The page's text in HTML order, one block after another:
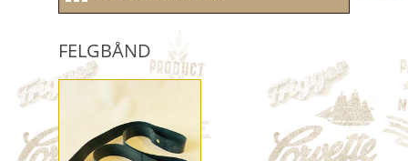
NOS (new old stock)
KONTROLLKORT
HJUL / FELG / DEKK MM.
FELGBÅND